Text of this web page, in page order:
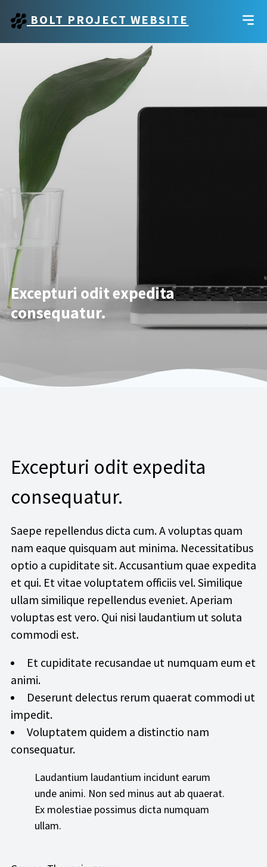
BOLT PROJECT WEBSITE
Excepturi odit expedita
consequatur.
Excepturi odit expedita
consequatur.
Saepe repellendus dicta cum. A voluptas quam
nam eaque quisquam aut minima. Necessitatibus
optio a cupiditate sit. Accusantium quae expedita
et qui. Et vitae voluptatem officiis vel. Similique
ullam similique repellendus eveniet. Aperiam
voluptas est vero. Qui nisi laudantium ut soluta
commodi est.
Et cupiditate recusandae ut numquam eum et
animi.
Deserunt delectus rerum quaerat commodi ut
impedit.
Voluptatem quidem a distinctio nam
consequatur.
Laudantium laudantium incidunt earum
unde animi. Non sed minus aut ab quaerat.
Ex molestiae possimus dicta numquam
ullam.